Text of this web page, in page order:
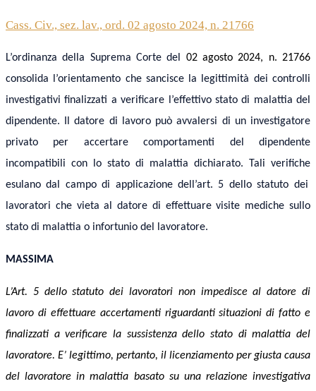
Cass. Civ., sez. lav., ord. 02 agosto 2024, n. 21766
L’ordinanzadella Suprema Corte del 02 agosto 2024, n.21766
consolida l’orientamento che sancisce
la legittimità dei controlli
investigativi finalizzati a verificare l’effettivo stato di malattia del
dipendente. Il datore di lavoro può avvalersi di un investigatore
privato per accertarecomportamenti del dipendente
incompatibili con lo stato di malattia dichiarato. Tali verifiche
esulano dal campo di applicazione dell’art. 5 dello statuto dei
lavoratori che vieta al datore di effettuarevisite mediche sullo
stato di malattia o infortunio del lavoratore.
MASSIMA
L’Art. 5 dello statuto dei lavoratori non impedisce al datore di
lavoro di effettuare accertamenti riguardanti situazioni di fatto e
finalizzati a verificare la sussistenza dello stato di malattia del
lavoratore. E’ legittimo, pertanto, il licenziamento per giusta causa
del lavoratore in malattia basato su una relazione investigativa